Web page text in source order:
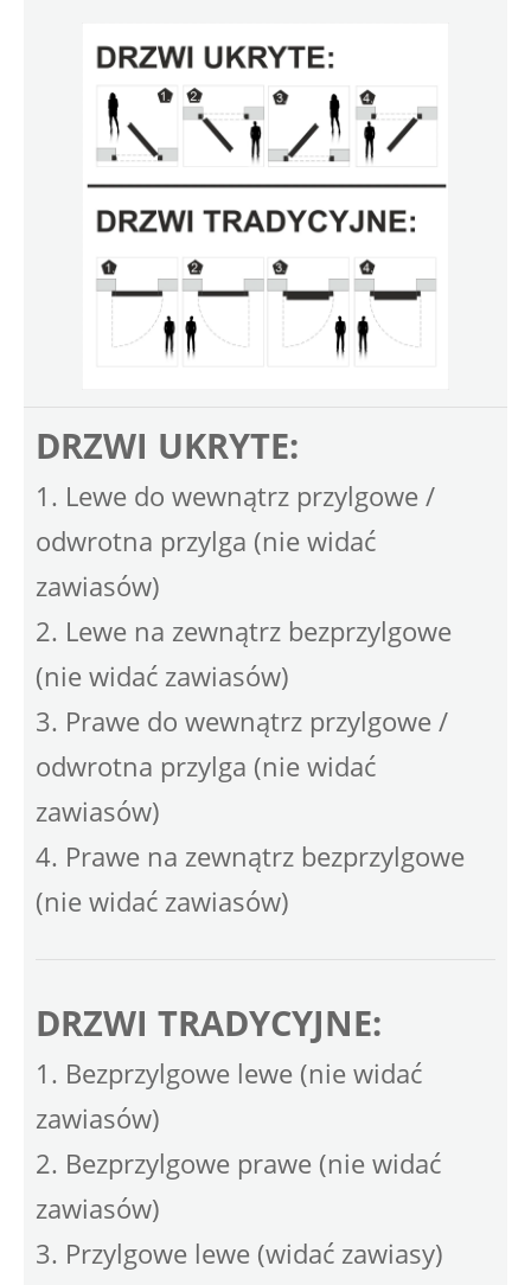
DRZWI UKRYTE:
1. Lewe do wewnątrz przylgowe /
odwrotna przylga (nie widać
zawiasów)
2. Lewe na zewnątrz bezprzylgowe
(nie widać zawiasów)
3. Prawe do wewnątrz przylgowe /
odwrotna przylga (nie widać
zawiasów)
4. Prawe na zewnątrz bezprzylgowe
(nie widać zawiasów)
DRZWI TRADYCYJNE:
1. Bezprzylgowe lewe (nie widać
zawiasów)
2. Bezprzylgowe prawe (nie widać
zawiasów)
3. Przylgowe lewe (widać zawiasy)